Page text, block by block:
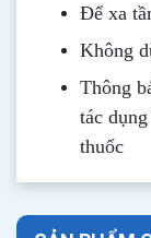
Để xa
Không
Thông b
tác
thuốc